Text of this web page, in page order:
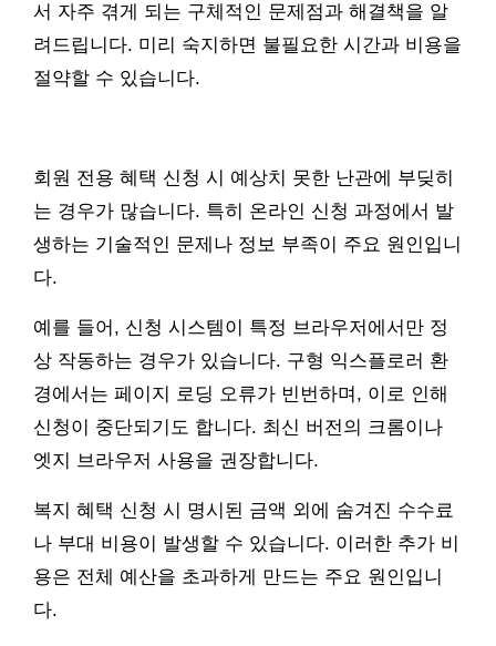
서 자주 겪게 되는 구체적인 문제점과 해결책을 알
려드립니다. 미리 숙지하면 불필요한 시간과 비용을
절약할 수 있습니다.
회원 전용 혜택 신청 시 예상치 못한 난관에 부딪히
는 경우가 많습니다. 특히 온라인 신청 과정에서 발
생하는 기술적인 문제나 정보 부족이 주요 원인입니
다.
예를 들어, 신청 시스템이 특정 브라우저에서만 정
상 작동하는 경우가 있습니다. 구형 익스플로러 환
경에서는 페이지 로딩 오류가 빈번하며, 이로 인해
신청이 중단되기도 합니다. 최신 버전의 크롬이나
엣지 브라우저 사용을 권장합니다.
복지 혜택 신청 시 명시된 금액 외에 숨겨진 수수료
나 부대 비용이 발생할 수 있습니다. 이러한 추가 비
용은 전체 예산을 초과하게 만드는 주요 원인입니
다.